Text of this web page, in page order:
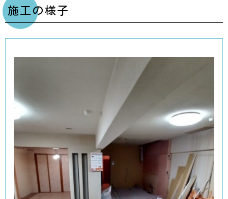
施工の様子